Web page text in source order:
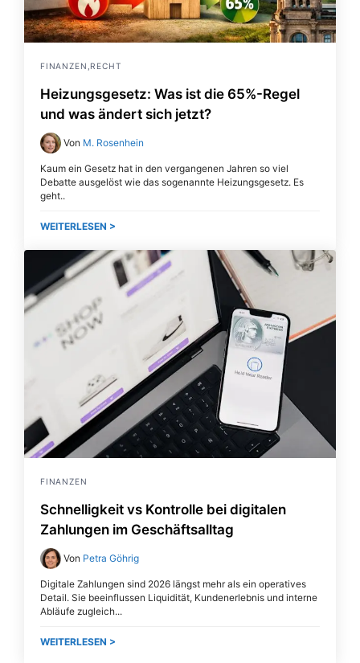
FINANZEN,RECHT
Heizungsgesetz: Was ist die 65%-Regel
und was ändert sich jetzt?
Von M. Rosenhein
Kaum ein Gesetz hat in den vergangenen Jahren so viel
Debatte ausgelöst wie das sogenannte Heizungsgesetz. Es
geht
WEITERLESEN >
FINANZEN
Schnelligkeit vs Kontrolle bei digitalen
Zahlungen im Geschäftsalltag
Von Petra Göhrig
Digitale Zahlungen sind 2026 längst mehr als ein operatives
Detail. Sie beeinflussen Liquidität, Kundenerlebnis und interne
Abläufe zugleich.
WEITERLESEN >